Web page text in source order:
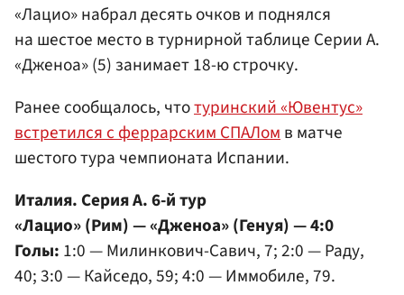
«Лацио» набрал десять очков и поднялся
на шестое место в турнирной таблице Серии А.
«Дженоа» (5) занимает 18-ю строчку.
Ранее сообщалось, чтотуринский «Ювентус»
встретился с феррарским СПАЛомв матче
шестого тура чемпионата Испании.
Италия. Серия А. 6-й тур
«Лацио» (Рим) — «Дженоа» (Генуя) — 4:0
Голы: 1:0 — Милинкович-Савич, 7; 2:0 — Раду,
40; 3:0 — Кайседо, 59; 4:0 — Иммобиле, 79.